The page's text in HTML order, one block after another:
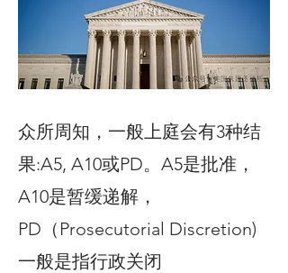
众所周知，一般上庭会有3种结
果:A5, A10或PD。A5是批准，
A10是暂缓递解，
PD（Prosecutorial Discretion)
一般是指行政关闭